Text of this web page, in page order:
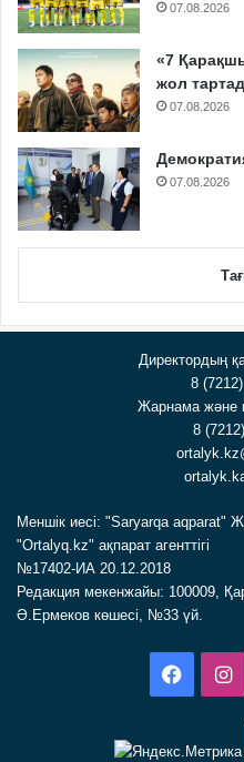
07.08.2026
«7
жол
07.08.2026
07.08.2026
Директордың
8
Жарнама және
8
Меншік иесі: "Saryarqa aqparat"
"Ortalyq.kz" ақпарат агенттігі
№17402-ИА 20.12.2018
Редакция мекенжайы: 100009,
Ә.Ермеков көшесі, №33 үй.